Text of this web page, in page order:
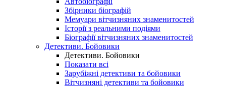
Збірники біографій
Мемуари вітчизняних знаменитостей
Історії з реальними подіями
Біографії вітчизняних знаменитостей
Детективи. Бойовики
Детективи. Бойовики
Показати всі
Зарубіжні детективи та бойовики
Вітчизняні детективи та бойовики